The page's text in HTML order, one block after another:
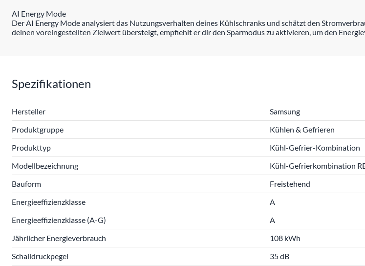
AI Energy Mode
Der AI Energy Mode analysiert das Nutzungsverhalten deines Kühlschranks und schätzt den
deinen voreingestellten Zielwert übersteigt, empfiehlt er dir den Sparmodus zu aktivieren, um den
Spezifikationen
Hersteller
Samsung
Produktgruppe
Kühlen & Gefrieren
Produkttyp
Kühl-Gefrier-Kombination
Modellbezeichnung
Kühl-Gefrierkombination
Bauform
Freistehend
Energieeffizienzklasse
A
Energieeffizienzklasse (A-G)
A
Jährlicher Energieverbrauch
108 kWh
Schalldruckpegel
35 dB